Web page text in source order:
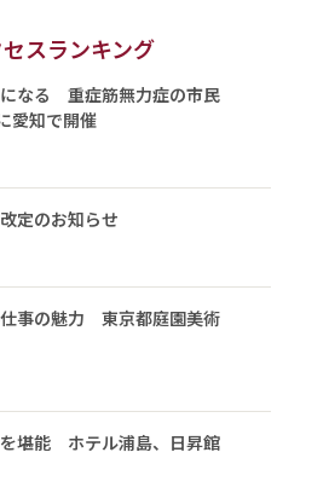
セスランキング
なる 重症筋無力症の市民
愛知で開催
定のお知らせ
仕事の魅力 東京都庭園美術
堪能 ホテル浦島、日昇館